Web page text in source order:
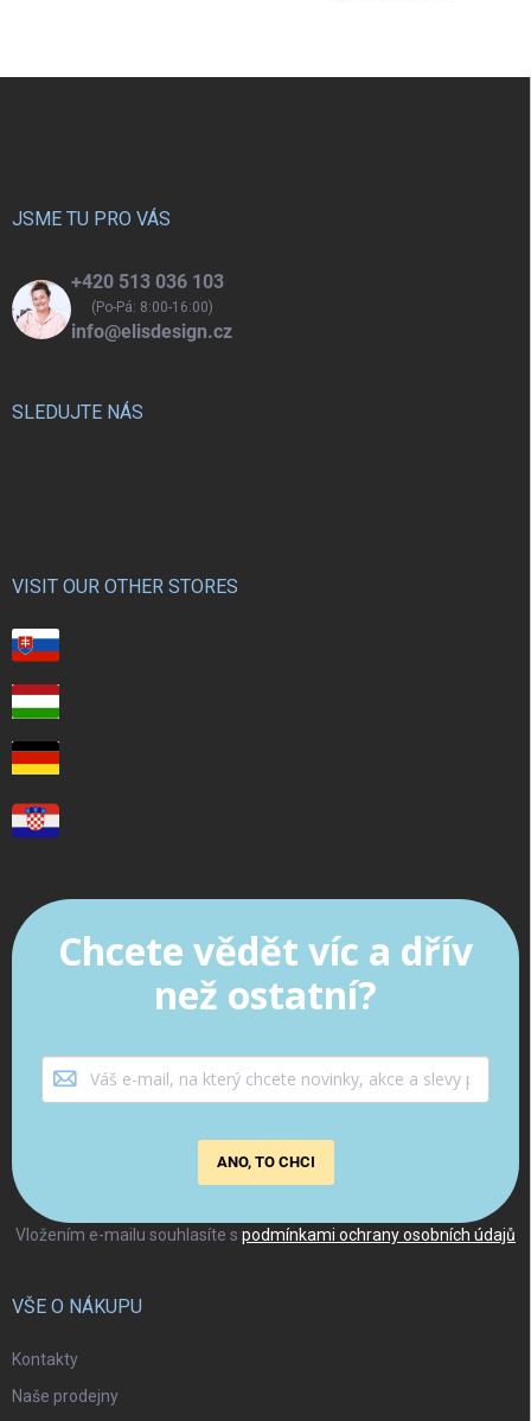
Vložením e-mailu souhlasíte s podmínkami ochrany osobních údajů
Chcete vědět víc a dřív
než ostatní?
ANO, TO CHCI
JSME TU PRO VÁS
+420 513 036 103
(Po-Pá: 8:00-16:00)
info@elisdesign.cz
SLEDUJTE NÁS
VISIT OUR OTHER STORES
VŠE O NÁKUPU
Kontakty
Naše prodejny